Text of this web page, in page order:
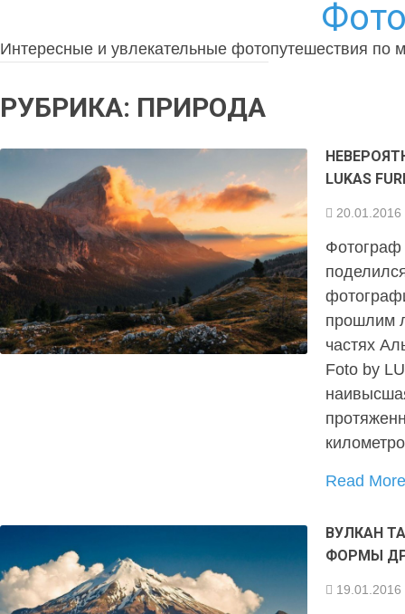
Интересные и увлекательные фотопутешествия по
РУБРИКА: ПРИРОДА
LUKAS
20.01.2016
Фотограф
прошлим
частях
Foto by
Read
ВУЛКАН
ФОРМЫ
19.01.2016